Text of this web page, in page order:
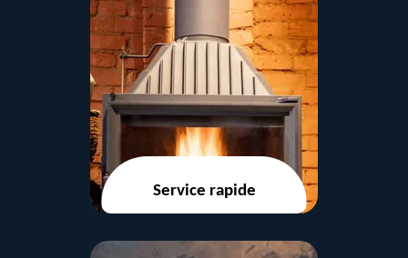
Service rapide